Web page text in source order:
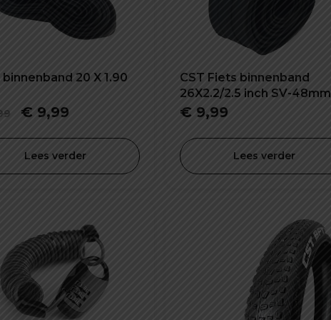
20 X 1.90
Oorspronkelijke
was:
€ 19,99.
€9,99Huidige
is:
€ 9,99.
Lees verder
CST Fiets binnenband
26X2.2/2.5 inch SV-48mm
€ 9,99
Lees verder